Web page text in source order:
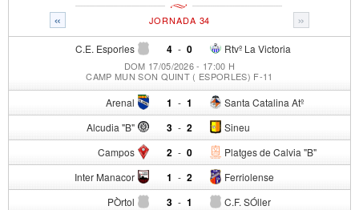
« »
JORNADA 34
C.E. Esporles 4 - Rtvº La Victoria
0
DOM 17/05/2026 - 17:00 H
CAMP MUN SON QUINT ( ESPORLES) F-11
Arenal 1 - Santa Catalina Atº
1
Alcudia "B" 3 - Sineu
2
Campos 2 - Platges de Calvia "B"
0
Inter Manacor 1 - Ferriolense
2
PÒrtol 3 - C.F. SÓller
1